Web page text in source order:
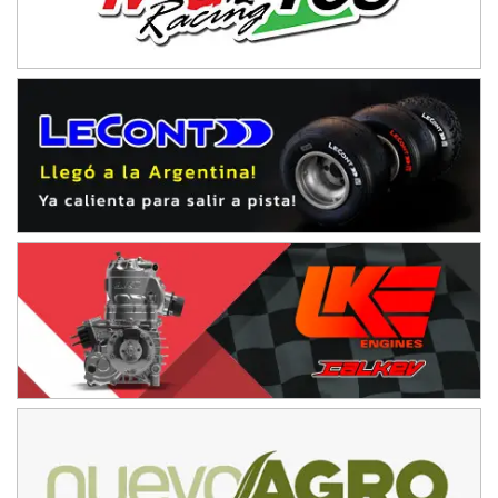
Ramiro Tot (Asfalto)
Baradero (Buenos Aires)
KDO - F6
Trenque Lauquen (Buenos Aires)
ENTRERRIANO - F6 (POSTERGADA)
Parque de la Velocidad (Asfalto)
Villaguay (Entre Ríos)
VICTORIENSE - F7
El Cerro (Tierra)
Victoria (Entre Ríos)
PATAGONICO - F6
Moto Club Reginense (Tierra)
Gral. E. Godoy (Río Negro)
CSK - F7